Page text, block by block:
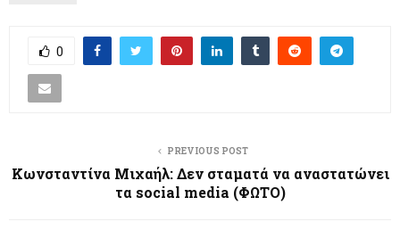
0
PREVIOUS POST
Κωνσταντίνα Μιχαήλ: Δεν σταματά να αναστατώνει
τα social media (ΦΩΤΟ)